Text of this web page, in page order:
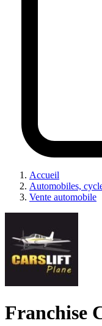
Accueil
Automobiles,
Vente automobile
Franchise